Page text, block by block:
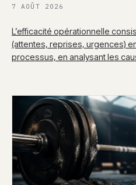
7 AOÛT 2026
L’efficacité opérationnelle
(attentes, reprises, urgences)
processus, en analysant les